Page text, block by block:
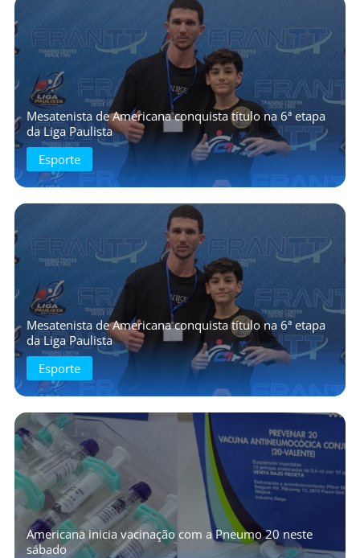
Mesatenista de Americana conquista título na 6ª etapa
da Liga Paulista
Esporte
Mesatenista de Americana conquista título na 6ª etapa
da Liga Paulista
Esporte
Americana inicia vacinação com a Pneumo 20 neste
sábado